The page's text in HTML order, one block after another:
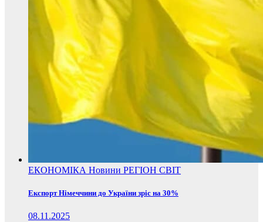
ЕКОНОМІКА Новини РЕГІОН СВІТ
Експорт Німеччини до України зріс на 30%
08.11.2025